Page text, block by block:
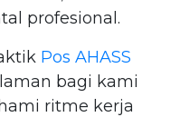
profesional.
Pos AHASS
bagi kami
ritme kerja